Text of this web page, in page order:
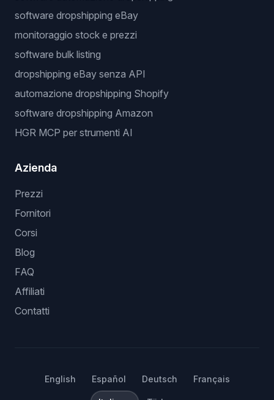
software dropshipping eBay
monitoraggio stock e prezzi
software bulk listing
dropshipping eBay senza API
automazione dropshipping Shopify
software dropshipping Amazon
HGR MCP per strumenti AI
Azienda
Prezzi
Fornitori
Corsi
Blog
FAQ
Affiliati
Contatti
English Español Deutsch Français